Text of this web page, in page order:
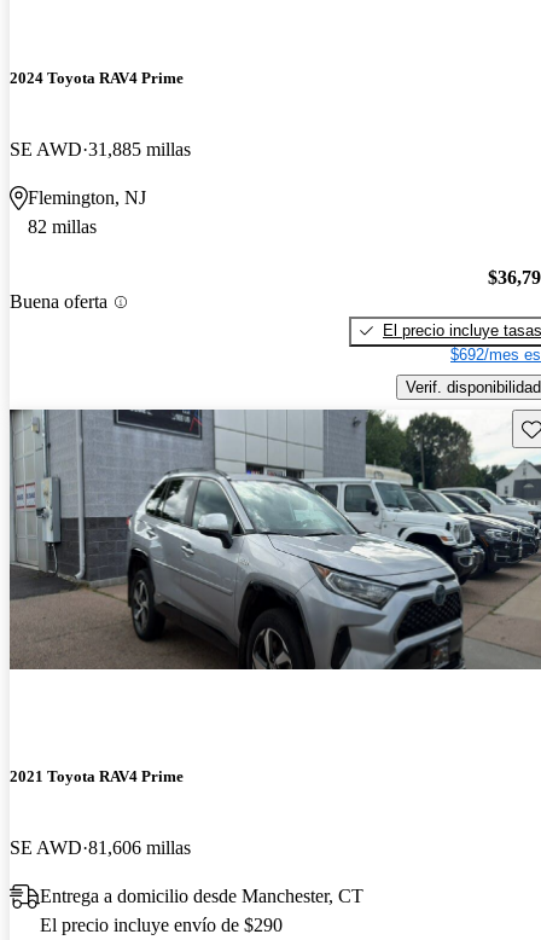
2024 Toyota RAV4 Prime
SE AWD 31,885 millas
Flemington, NJ
82 millas
Buena oferta
El precio incluye tasas
$692/mes
Verif. disponibilidad
2021 Toyota RAV4 Prime
SE AWD 81,606 millas
Entrega a domicilio desde Manchester, CT
El precio incluye envío de $290